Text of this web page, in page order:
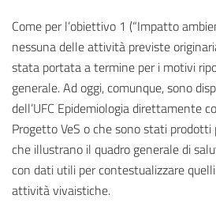
Come per l’obiettivo 1 (“Impatto
nessuna delle attività previste
stata portata a termine per i motivi
generale. Ad oggi, comunque, sono
dell’UFC Epidemiologia direttamente
Progetto VeS o che sono stati
che illustrano il quadro generale di
con dati utili per contestualizzare
attività vivaistiche.